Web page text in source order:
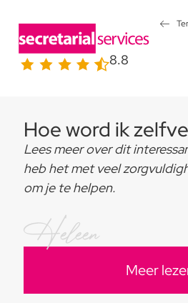
8.8
Hoe word ik
Lees meer over dit
heb het met veel
om je te helpen.
Meer
Heleen